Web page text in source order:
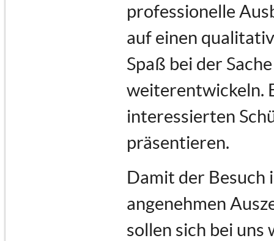
professionelle
auf einen
Spaß bei der
weiterentwickeln.
interessierten
präsentieren.
Damit der Besuch
angenehmen
sollen sich bei